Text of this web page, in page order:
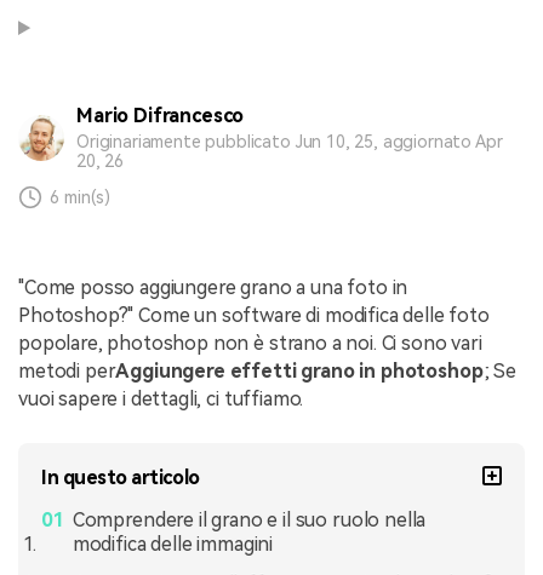
Mario Difrancesco
Originariamente pubblicato Jun 10, 25, aggiornato Apr
20, 26
6 min(s)
"Come posso aggiungere grano a una foto in
Photoshop?" Come un software di modifica delle foto
popolare, photoshop non è strano a noi. Ci sono vari
metodi perAggiungere effetti grano in photoshop; Se
vuoi sapere i dettagli, ci tuffiamo.
In questo articolo
Comprendere il grano e il suo ruolo nella
modifica delle immagini